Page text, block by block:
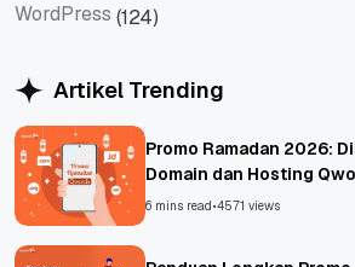
WordPress (124)
Artikel Trending
Promo Ramadan 2026:
Domain dan Hosting
6 mins read•4571 views